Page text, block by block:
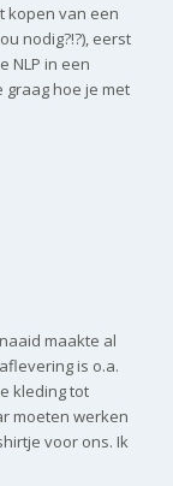
kopen van een
nodig?!?), eerst
NLP in een
graag hoe je met
maakte al
is o.a.
kleding tot
moeten werken
voor ons. Ik